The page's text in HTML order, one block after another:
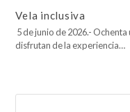
Vela inclusiva
5 de junio de 2026.-
disfrutan de la experiencia…